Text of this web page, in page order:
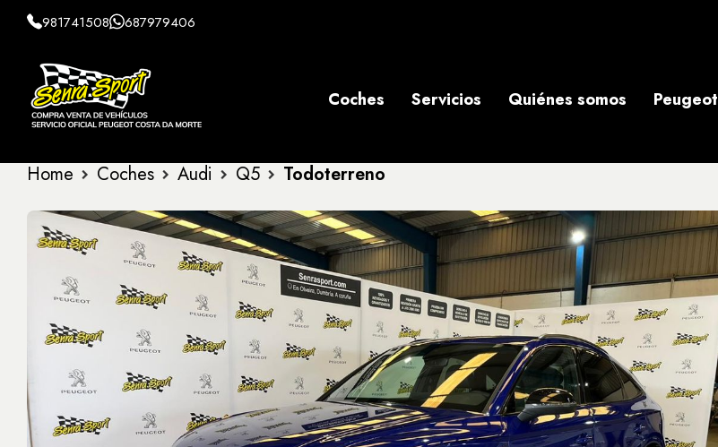
981741508 687979406
Coches Servicios Quiénes somos Peugeot
Home Coches Audi Q5 Todoterreno